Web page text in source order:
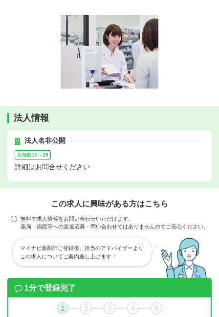
法人情報
法人名非公開
店舗数10～29
詳細はお問合せください
この求人に興味がある方はこちら
無料で求人情報をお問い合わせいただけます。
薬局・病院等への直接応募・問い合わせではありませんのでご安心ください。
マイナビ薬剤師ご登録後、担当のアドバイザーより
この求人についてご案内差し上げます！
1分で登録完了
1 2 3 4 5